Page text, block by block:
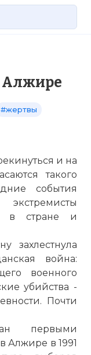
Алжире
#жертвы
и на
такого
события
в стране и
захлестнула
война:
военного
убийства -
Почти
первыми
Алжире в 1991